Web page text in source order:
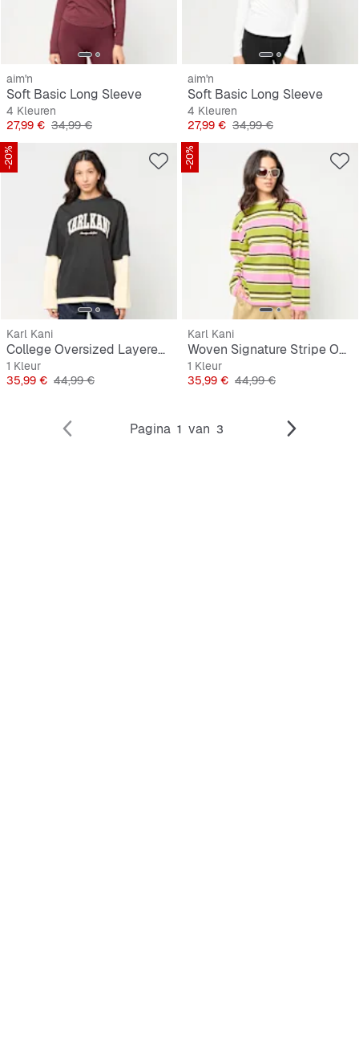
aim'n
Soft Basic Long Sleeve
4 Kleuren
Prijs
27,99 € Originele Prijs
34,99 €
aim'n
Soft Basic Long Sleeve
4 Kleuren
Prijs
27,99 € Originele Prijs
34,99 €
-20%
Karl Kani
College Oversized Layered Longsleeve
1 Kleur
Prijs
35,99 € Originele Prijs
44,99 €
-20%
Karl Kani
Woven Signature Stripe Oversized Longsleeve
1 Kleur
Prijs
35,99 € Originele Prijs
44,99 €
Pagina 1 van 3